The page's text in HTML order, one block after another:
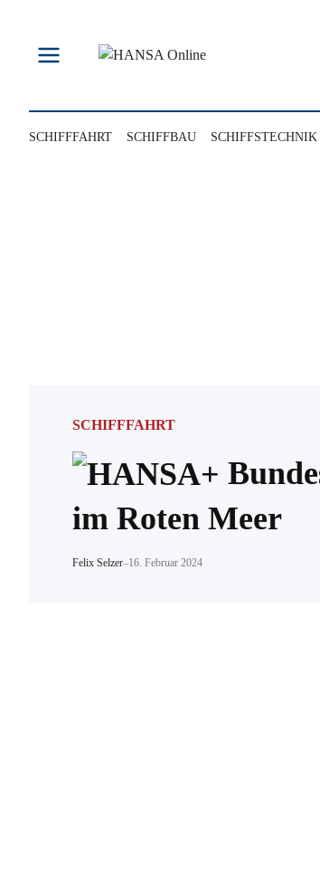
springen
SCHIFFFAHRT SCHIFFBAU SCHIFFSTECHNIK
SCHIFFFAHRT
im Roten Meer
Felix Selzer–16. Februar 2024